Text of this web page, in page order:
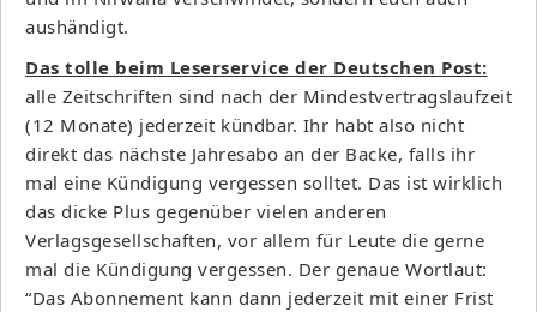
aushändigt.
Das tolle beim Leserservice der Deutschen Post:
alle Zeitschriften sind nach der Mindestvertragslaufzeit
(12 Monate) jederzeit kündbar. Ihr habt also nicht
direkt das nächste Jahresabo an der Backe, falls ihr
mal eine Kündigung vergessen solltet. Das ist wirklich
das dicke Plus gegenüber vielen anderen
Verlagsgesellschaften, vor allem für Leute die gerne
mal die Kündigung vergessen. Der genaue Wortlaut:
“Das Abonnement kann dann jederzeit mit einer Frist